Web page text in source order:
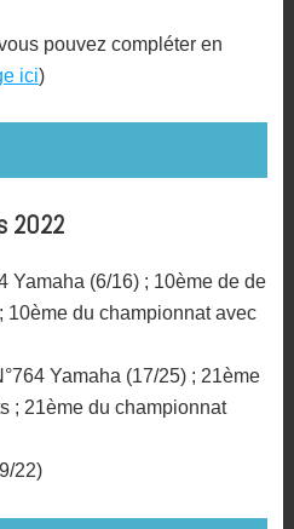
pouvez compléter en
ici)
2022
Yamaha (6/16) ; 10ème de de
10ème du championnat avec
Yamaha (17/25) ; 21ème
; 21ème du championnat
22)